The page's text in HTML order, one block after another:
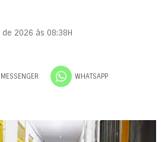
2026 às 08:38H
MESSENGER WHATSAPP